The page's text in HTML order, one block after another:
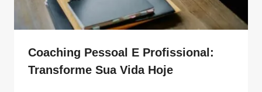
Coaching Pessoal E Profissional:
Transforme Sua Vida Hoje